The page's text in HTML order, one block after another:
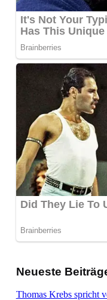
Neueste
Thomas Krebs spricht